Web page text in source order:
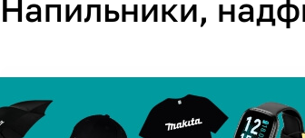
Напильники,